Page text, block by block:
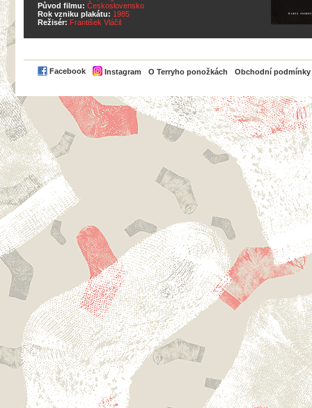
Původ filmu: Československo
Rok vzniku plakátu: 1985
Režisér: František Vláčil
Facebook Instagram O Terryho ponožkách Obchodní podmínky
PayPal